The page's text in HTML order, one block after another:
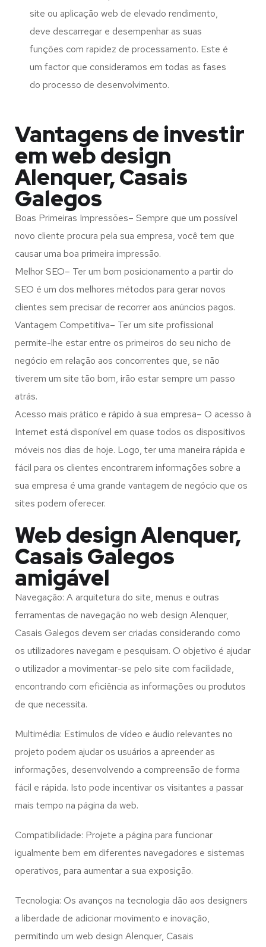
site ou aplicação web de elevado rendimento,
deve descarregar e desempenhar as suas
funções com rapidez de processamento. Este é
um factor que consideramos em todas as fases
do processo de desenvolvimento.
Vantagens de investir
em web design
Alenquer, Casais
Galegos
Boas Primeiras Impressões– Sempre que um possível
novo cliente procura pela sua empresa, você tem que
causar uma boa primeira impressão.
Melhor SEO– Ter um bom posicionamento a partir do
SEO é um dos melhores métodos para gerar novos
clientes sem precisar de recorrer aos anúncios pagos.
Vantagem Competitiva– Ter um site profissional
permite-lhe estar entre os primeiros do seu nicho de
negócio em relação aos concorrentes que, se não
tiverem um site tão bom, irão estar sempre um passo
atrás.
Acesso mais prático e rápido à sua empresa– O acesso à
Internet está disponível em quase todos os dispositivos
móveis nos dias de hoje. Logo, ter uma maneira rápida e
fácil para os clientes encontrarem informações sobre a
sua empresa é uma grande vantagem de negócio que os
sites podem oferecer.
Web design Alenquer,
Casais Galegos
amigável
Navegação: A arquitetura do site, menus e outras
ferramentas de navegação no web design Alenquer,
Casais Galegos devem ser criadas considerando como
os utilizadores navegam e pesquisam. O objetivo é ajudar
o utilizador a movimentar-se pelo site com facilidade,
encontrando com eficiência as informações ou produtos
de que necessita.
Multimédia: Estímulos de vídeo e áudio relevantes no
projeto podem ajudar os usuários a apreender as
informações, desenvolvendo a compreensão de forma
fácil e rápida. Isto pode incentivar os visitantes a passar
mais tempo na página da web.
Compatibilidade: Projete a página para funcionar
igualmente bem em diferentes navegadores e sistemas
operativos, para aumentar a sua exposição.
Tecnologia: Os avanços na tecnologia dão aos designers
a liberdade de adicionar movimento e inovação,
permitindo um web design Alenquer, Casais